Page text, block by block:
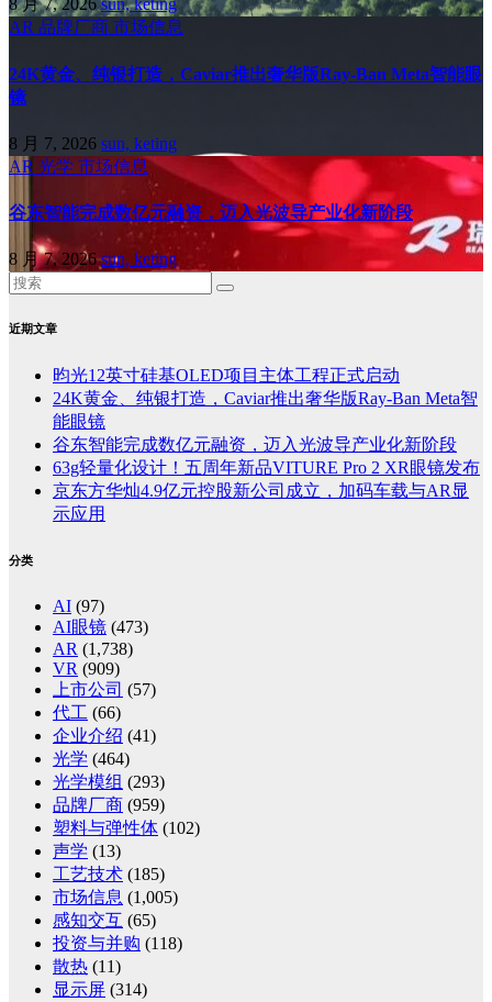
8 月 7, 2026 sun, keting
AR 品牌厂商 市场信息
24K黄金、纯银打造，Caviar推出奢华版Ray-Ban Meta智能眼
镜
8 月 7, 2026 sun, keting
AR 光学 市场信息
谷东智能完成数亿元融资，迈入光波导产业化新阶段
8 月 7, 2026sun, keting
近期文章
昀光12英寸硅基OLED项目主体工程正式启动
24K黄金、纯银打造，Caviar推出奢华版Ray-Ban Meta智
能眼镜
谷东智能完成数亿元融资，迈入光波导产业化新阶段
63g轻量化设计！五周年新品VITURE Pro 2 XR眼镜发布
京东方华灿4.9亿元控股新公司成立，加码车载与AR显
示应用
分类
AI (97)
AI眼镜 (473)
AR (1,738)
VR (909)
上市公司 (57)
代工 (66)
企业介绍 (41)
光学 (464)
光学模组 (293)
品牌厂商 (959)
塑料与弹性体 (102)
声学 (13)
工艺技术 (185)
市场信息 (1,005)
感知交互 (65)
投资与并购 (118)
散热 (11)
显示屏 (314)